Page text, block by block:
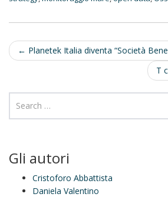
Post
← Planetek Italia diventa “Società
T
Gli autori
Cristoforo Abbattista
Daniela Valentino